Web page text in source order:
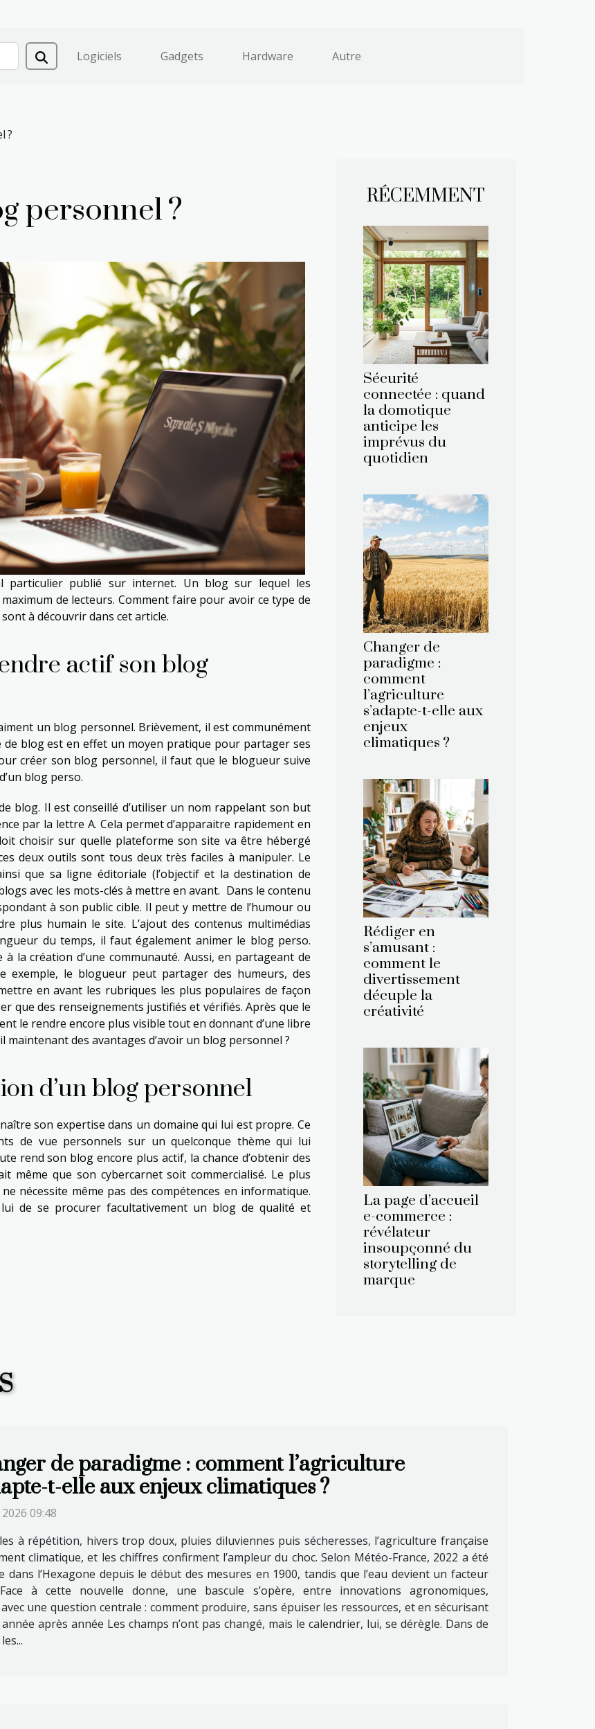
Logiciels Gadgets Hardware Autre
?
personnel ?
publié sur internet. Un blog sur lequel les
de lecteurs. Comment faire pour avoir ce type de
à découvrir dans cet article.
actif son blog
un blog personnel. Brièvement, il est communément
blog est en effet un moyen pratique pour partager ses
créer son blog personnel, il faut que le blogueur suive
blog perso.
blog. Il est conseillé d’utiliser un nom rappelant son but
par la lettre A. Cela permet d’apparaitre rapidement en
choisir sur quelle plateforme son site va être hébergé
deux outils sont tous deux très faciles à manipuler. Le
que sa ligne éditoriale (l’objectif et la destination de
avec les mots-clés à mettre en avant. Dans le contenu
à son public cible. Il peut y mettre de l’humour ou
plus humain le site. L’ajout des contenus multimédias
du temps, il faut également animer le blog perso.
la création d’une communauté. Aussi, en partageant de
exemple, le blogueur peut partager des humeurs, des
en avant les rubriques les plus populaires de façon
que des renseignements justifiés et vérifiés. Après que le
le rendre encore plus visible tout en donnant d’une libre
maintenant des avantages d’avoir un blog personnel ?
d’un blog personnel
son expertise dans un domaine qui lui est propre. Ce
de vue personnels sur un quelconque thème qui lui
rend son blog encore plus actif, la chance d’obtenir des
même que son cybercarnet soit commercialisé. Le plus
nécessite même pas des compétences en informatique.
lui de se procurer facultativement un blog de qualité et
RÉCEMMENT
Sécurité
connectée : quand
la domotique
anticipe les
imprévus du
quotidien
Changer de
paradigme :
comment
l’agriculture
s’adapte-t-elle aux
enjeux
climatiques ?
Rédiger en
s’amusant :
comment le
divertissement
décuple la
créativité
La page d’accueil
e-commerce :
révélateur
insoupçonné du
storytelling de
marque
de paradigme : comment l’agriculture
t-elle aux enjeux climatiques ?
09:48
à répétition, hivers trop doux, pluies diluviennes puis sécheresses, l’agriculture française
climatique, et les chiffres confirment l’ampleur du choc. Selon Météo-France, 2022 a été
dans l’Hexagone depuis le début des mesures en 1900, tandis que l’eau devient un facteur
à cette nouvelle donne, une bascule s’opère, entre innovations agronomiques,
une question centrale : comment produire, sans épuiser les ressources, et en sécurisant
après année Les champs n’ont pas changé, mais le calendrier, lui, se dérègle. Dans de